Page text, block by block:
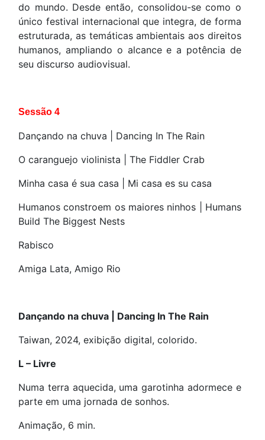
do mundo. Desde então, consolidou-se como o
único festival internacional que integra, de forma
estruturada, as temáticas ambientais aos direitos
humanos, ampliando o alcance e a potência de
seu discurso audiovisual.
Sessão 4
Dançando na chuva | Dancing In The Rain
O caranguejo violinista | The Fiddler Crab
Minha casa é sua casa | Mi casa es su casa
Humanos constroem os maiores ninhos | Humans
Build The Biggest Nests
Rabisco
Amiga Lata, Amigo Rio
Dançando na chuva | Dancing In The Rain
Taiwan, 2024, exibição digital, colorido.
L – Livre
Numa terra aquecida, uma garotinha adormece e
parte em uma jornada de sonhos.
Animação, 6 min.